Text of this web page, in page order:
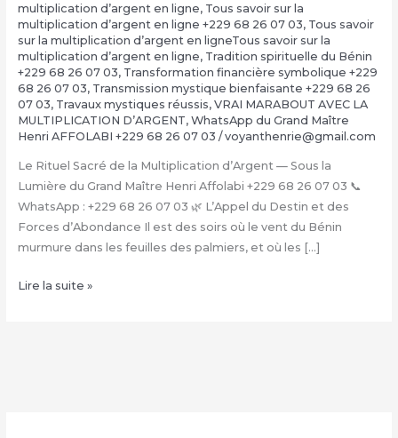
multiplication d’argent en ligne, Tous savoir sur la
multiplication d’argent en ligne +229 68 26 07 03, Tous savoir
sur la multiplication d’argent en ligneTous savoir sur la
multiplication d’argent en ligne, Tradition spirituelle du Bénin
+229 68 26 07 03, Transformation financière symbolique +229
68 26 07 03, Transmission mystique bienfaisante +229 68 26
07 03, Travaux mystiques réussis, VRAI MARABOUT AVEC LA
MULTIPLICATION D’ARGENT, WhatsApp du Grand Maître
Henri AFFOLABI +229 68 26 07 03 /voyanthenrie@gmail.com
Le Rituel Sacré de la Multiplication d’Argent — Sous la
Lumière du Grand Maître Henri Affolabi +229 68 26 07 03 📞
WhatsApp : +229 68 26 07 03 🌿 L’Appel du Destin et des
Forces d’Abondance Il est des soirs où le vent du Bénin
murmure dans les feuilles des palmiers, et où les […]
La
Lire la suite »